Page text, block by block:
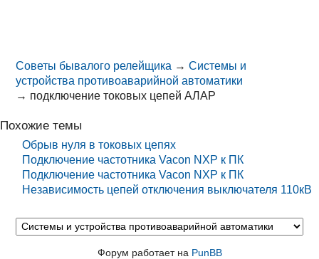
Советы бывалого релейщика →Системы и
устройства противоаварийной автоматики
→ подключение токовых цепей АЛАР
Похожие темы
Обрыв нуля в токовых цепях
Подключение частотника Vacon NXP к ПК
Подключение частотника Vacon NXP к ПК
Независимость цепей отключения выключателя 110кВ
Форум работает на PunBB